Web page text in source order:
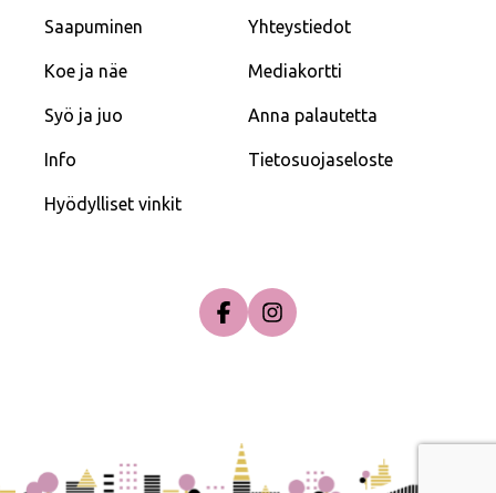
Saapuminen
Koe ja näe
Syö ja juo
Info
Hyödylliset vinkit
Yhteystiedot
Mediakortti
Anna palautetta
Tietosuojaseloste